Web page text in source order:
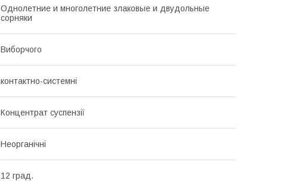
Однолетние и многолетние злаковые и двудольные
сорняки
Виборчого
контактно-системні
Концентрат суспензії
Неорганічні
12 град.